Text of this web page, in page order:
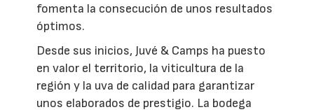
fomenta la consecución de unos resultados
óptimos.
Desde sus inicios, Juvé & Camps ha puesto
en valor el territorio, la viticultura de la
región y la uva de calidad para garantizar
unos elaborados de prestigio. La bodega